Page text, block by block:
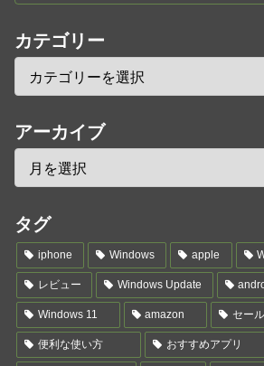
カテゴリー
アーカイブ
タグ
iphone Windows apple
レビュー Windows Update
Windows 11 amazon セー
便利な使い方 おすすめアプリ